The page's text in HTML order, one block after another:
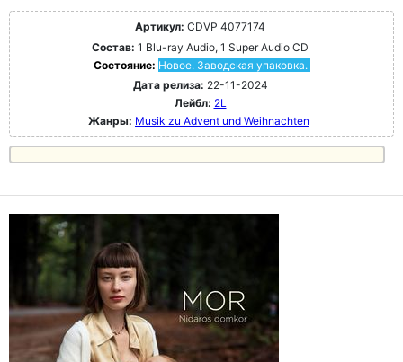
Артикул: CDVP 4077174
Состав: 1 Blu-ray Audio, 1 Super Audio CD
Состояние: Новое. Заводская упаковка.
Дата релиза: 22-11-2024
Лейбл: 2L
Жанры: Musik zu Advent und Weihnachten